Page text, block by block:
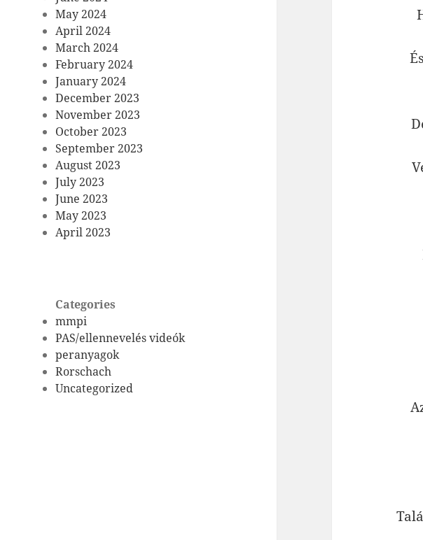
May 2024
April 2024
March 2024
February 2024
January 2024
December 2023
November 2023
October 2023
September 2023
August 2023
July 2023
June 2023
May 2023
April 2023
Categories
mmpi
PAS/ellennevelés videók
peranyagok
Rorschach
Uncategorized